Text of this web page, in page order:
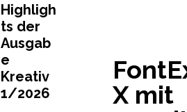
X mit
Highligh
ts der
Ausgab
e
Kreativ
1/2026